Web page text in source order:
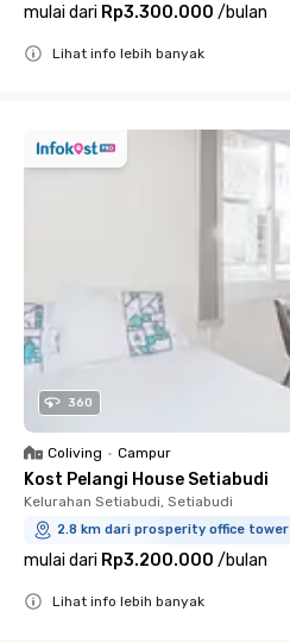
mulai dari Rp3.300.000 /bulan
Lihat info lebih banyak
360
Coliving • Campur
Kost Pelangi House Setiabudi
Kelurahan Setiabudi, Setiabudi
2.8 km dari prosperity office tower
mulai dari Rp3.200.000 /bulan
Lihat info lebih banyak